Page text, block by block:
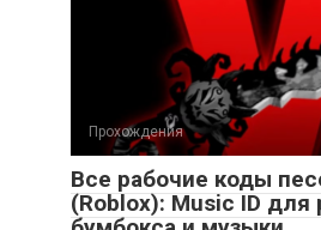
Прохождения
Все рабочие коды
(Roblox): Music ID для